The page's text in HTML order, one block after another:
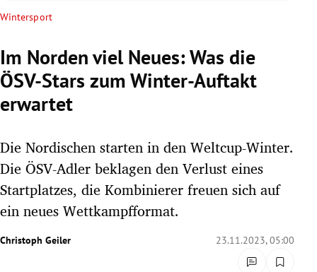
Untermenü
Untermenü
Untermenü
Untermenü
Untermenü
Untermenü
Wintersport
Im Norden viel Neues: Was die
ÖSV-Stars zum Winter-Auftakt
erwartet
Die Nordischen starten in den Weltcup-Winter.
Die ÖSV-Adler beklagen den Verlust eines
Startplatzes, die Kombinierer freuen sich auf
ein neues Wettkampfformat.
Christoph Geiler 23.11.2023, 05:00